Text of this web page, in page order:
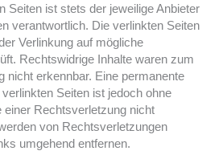
Seiten ist stets der jeweilige Anbieter
verantwortlich. Die verlinkten Seiten
Verlinkung auf mögliche
Rechtswidrige Inhalte waren zum
nicht erkennbar. Eine permanente
Seiten ist jedoch ohne
einer Rechtsverletzung nicht
von Rechtsverletzungen
umgehend entfernen.